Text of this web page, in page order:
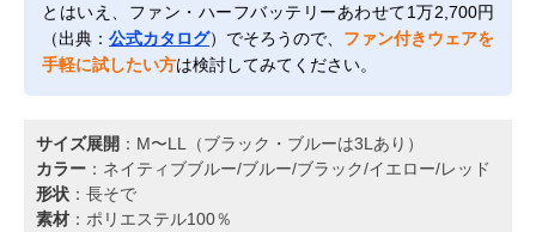
とはいえ、ファン・ハーフバッテリーあわせて1万2,700円
（出典： 公式カタログ）でそろうので、 ファン付きウェアを
手軽に試したい方は検討してみてください。
サイズ展開 ：M〜LL（ブラック・ブルーは3Lあり）
カラー ：ネイティブブルー/ブルー/ブラック/イエロー/レッド
形状 ：長そで
素材 ：ポリエステル100％